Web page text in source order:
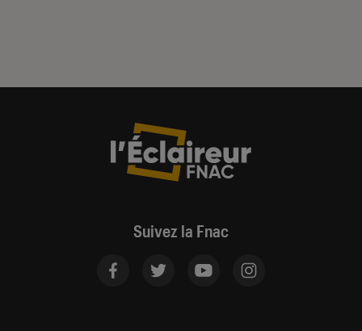
Suivez la Fnac